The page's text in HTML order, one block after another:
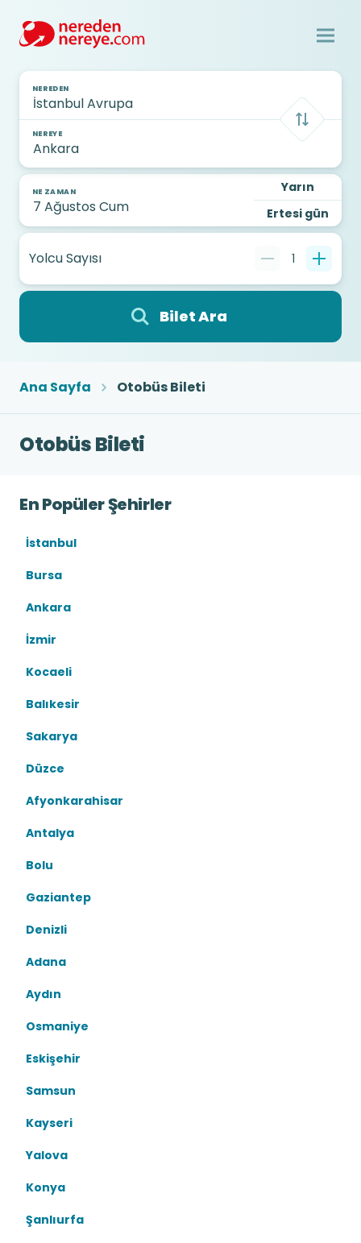
NEREDEN
NEREYE
NE ZAMAN
Yarın
Ertesi gün
Yolcu Sayısı 1
Bilet Ara
Ana Sayfa Otobüs Bileti
Otobüs Bileti
En Popüler Şehirler
İstanbul
Bursa
Ankara
İzmir
Kocaeli
Balıkesir
Sakarya
Düzce
Afyonkarahisar
Antalya
Bolu
Gaziantep
Denizli
Adana
Aydın
Osmaniye
Eskişehir
Samsun
Kayseri
Yalova
Konya
Şanlıurfa